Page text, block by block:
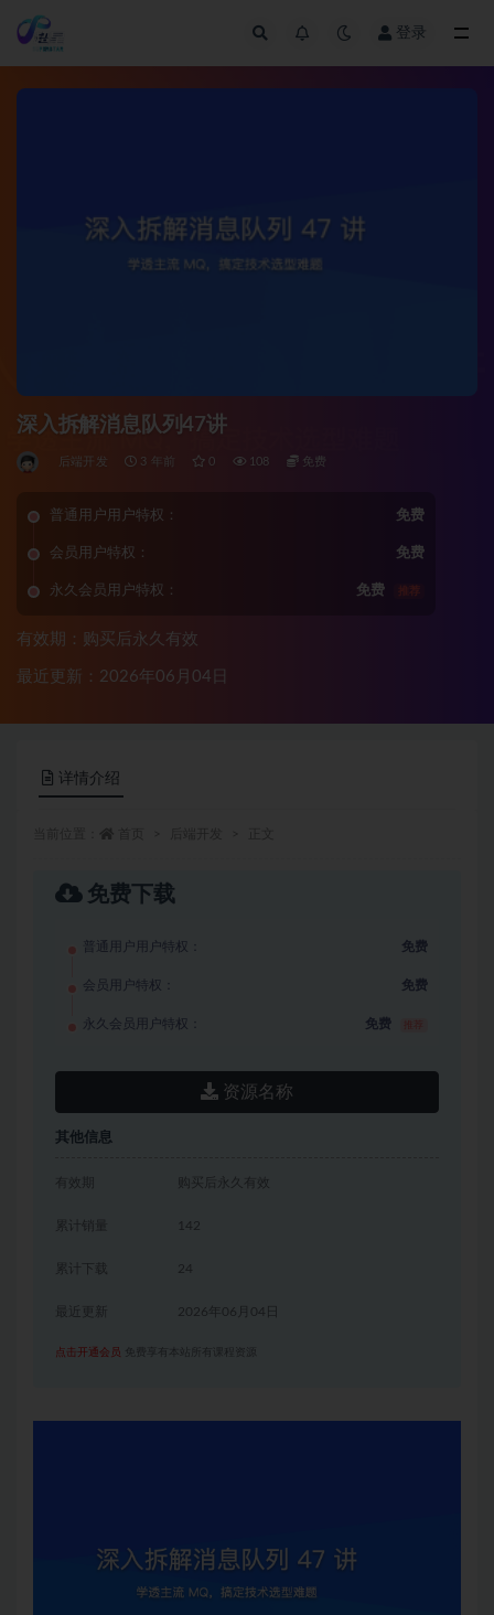
登录
深入拆解消息队列47讲
后端开发 3 年前 0 108 免费
普通用户用户特权： 免费
会员用户特权： 免费
永久会员用户特权： 免费 推荐
有效期：购买后永久有效
最近更新：2026年06月04日
详情介绍
免费下载
普通用户用户特权： 免费
会员用户特权： 免费
永久会员用户特权： 免费
资源名称
其他信息
有效期 购买后永久有效
累计销量 142
累计下载 24
2026年06月04日
点击开通会员 免费享有本站所有课程资源